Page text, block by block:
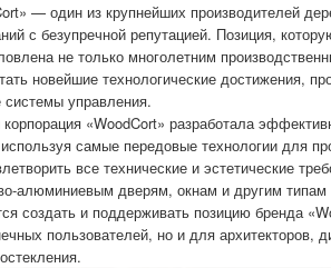
— один из крупнейших производителей
с безупречной репутацией. Позиция,
не только многолетним
новейшие технологические достижения,
управления.
«WoodCort» разработала
используя самые передовые технологии для
все технические и эстетические
алюминиевым дверям, окнам и другим типам
создать и поддерживать позицию бренда
пользователей, но и для архитекторов,